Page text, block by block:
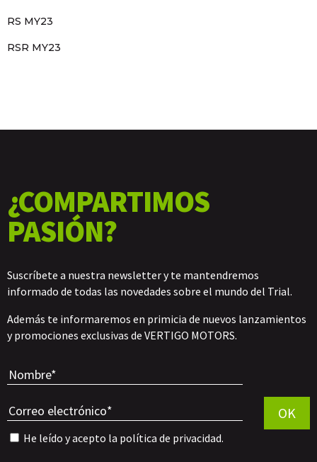
RS MY23
RSR MY23
¿COMPARTIMOS
PASIÓN?
Suscríbete a nuestra newsletter y te mantendremos
informado de todas las novedades sobre el mundo del Trial.
Además te informaremos en primicia de nuevos lanzamientos
y promociones exclusivas de VERTIGO MOTORS.
He leído y acepto la política de privacidad.
OK